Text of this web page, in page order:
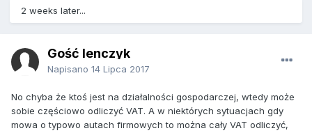
2 weeks later...
Gość lenczyk
Napisano 14 Lipca 2017
No chyba że ktoś jest na działalności gospodarczej, wtedy może
sobie częściowo odliczyć VAT. A w niektórych sytuacjach gdy
mowa o typowo autach firmowych to można cały VAT odliczyć,